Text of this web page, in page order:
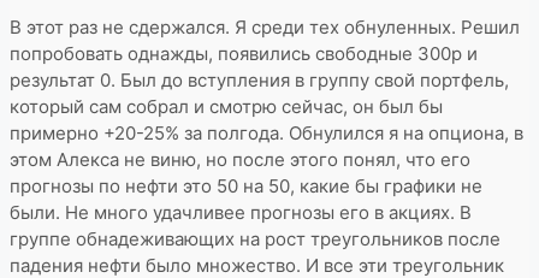
В этот раз не сдержался. Я среди тех обнуленных. Решил
попробовать однажды, появились свободные 300р и
результат 0. Был до вступления в группу свой портфель,
который сам собрал и смотрю сейчас, он был бы
примерно +20-25% за полгода. Обнулился я на опциона, в
этом Алекса не виню, но после этого понял, что его
прогнозы по нефти это 50 на 50, какие бы графики не
были. Не много удачливее прогнозы его в акциях. В
группе обнадеживающих на рост треугольников после
падения нефти было множество. И все эти треугольник